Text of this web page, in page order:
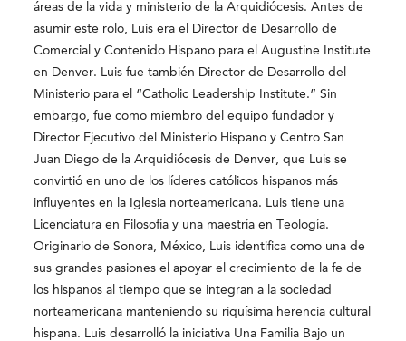
áreas de la vida y ministerio de la Arquidiócesis. Antes de
asumir este rolo, Luis era el Director de Desarrollo de
Comercial y Contenido Hispano para el Augustine Institute
en Denver. Luis fue también Director de Desarrollo del
Ministerio para el “Catholic Leadership Institute.” Sin
embargo, fue como miembro del equipo fundador y
Director Ejecutivo del Ministerio Hispano y Centro San
Juan Diego de la Arquidiócesis de Denver, que Luis se
convirtió en uno de los líderes católicos hispanos más
influyentes en la Iglesia norteamericana. Luis tiene una
Licenciatura en Filosofía y una maestría en Teología.
Originario de Sonora, México, Luis identifica como una de
sus grandes pasiones el apoyar el crecimiento de la fe de
los hispanos al tiempo que se integran a la sociedad
norteamericana manteniendo su riquísima herencia cultural
hispana. Luis desarrolló la iniciativa Una Familia Bajo un